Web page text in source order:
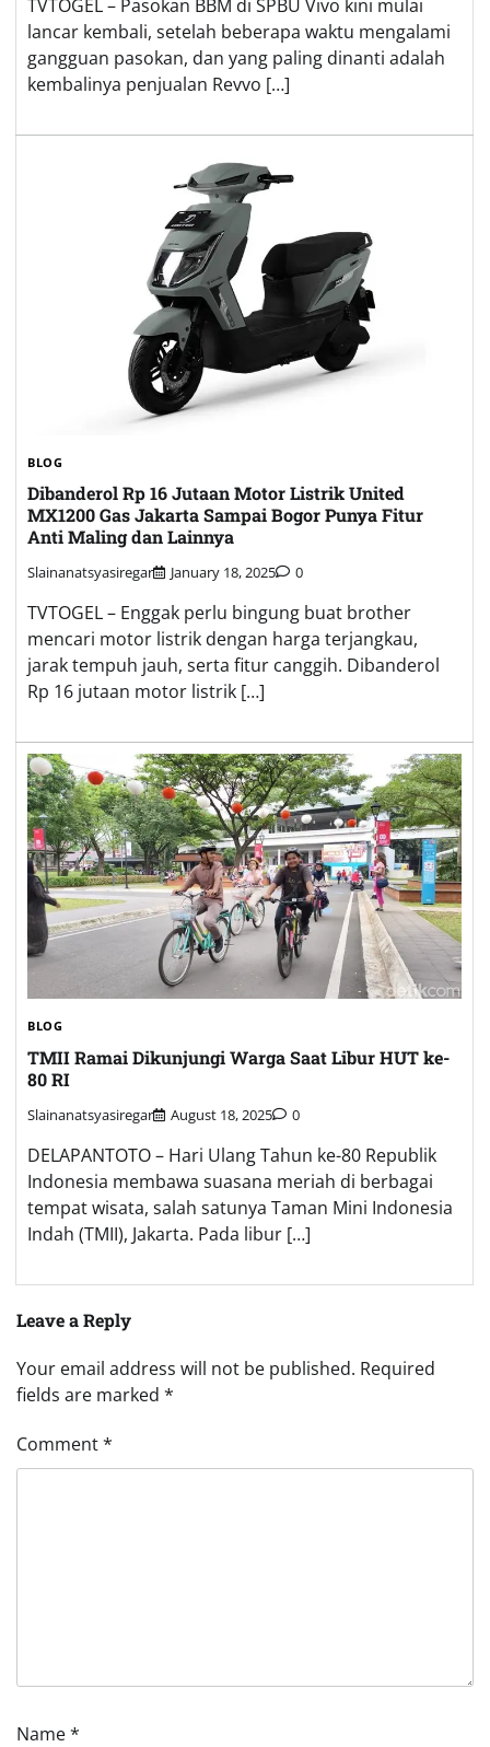
TVTOGEL – Pasokan BBM di SPBU Vivo kini mulai
lancar kembali, setelah beberapa waktu mengalami
gangguan pasokan, dan yang paling dinanti adalah
kembalinya penjualan Revvo […]
BLOG
Dibanderol Rp 16 Jutaan Motor Listrik United
MX1200 Gas Jakarta Sampai Bogor Punya Fitur
Anti Maling dan Lainnya
Slainanatsyasiregar January 18, 2025 0
TVTOGEL – Enggak perlu bingung buat brother
mencari motor listrik dengan harga terjangkau,
jarak tempuh jauh, serta fitur canggih. Dibanderol
Rp 16 jutaan motor listrik […]
BLOG
TMII Ramai Dikunjungi Warga Saat Libur HUT ke-
80 RI
Slainanatsyasiregar August 18, 2025 0
DELAPANTOTO – Hari Ulang Tahun ke-80 Republik
Indonesia membawa suasana meriah di berbagai
tempat wisata, salah satunya Taman Mini Indonesia
Indah (TMII), Jakarta. Pada libur […]
Leave a Reply
Your email address will not be published. Required
fields are marked *
Comment*
Name*